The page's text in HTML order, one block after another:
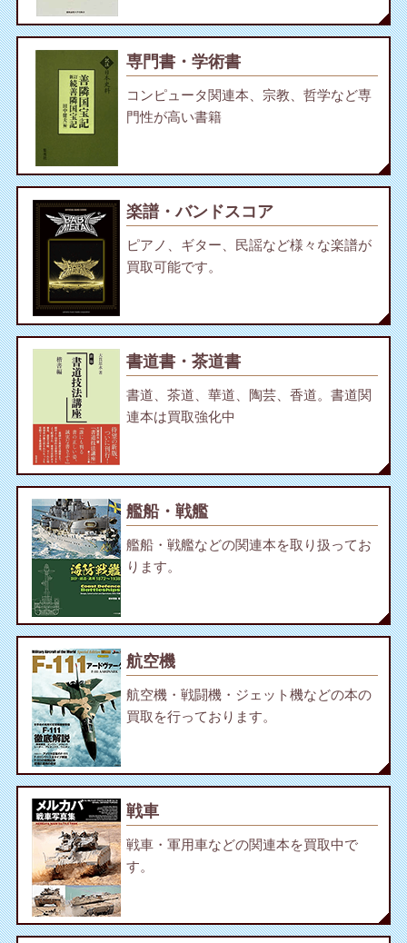
専門書・学術書
コンピュータ関連本、宗教、哲学など専
門性が高い書籍
楽譜・バンドスコア
ピアノ、ギター、民謡など様々な楽譜が
買取可能です。
書道書・茶道書
書道、茶道、華道、陶芸、香道。書道関
連本は買取強化中
艦船・戦艦
艦船・戦艦などの関連本を取り扱ってお
ります。
航空機
航空機・戦闘機・ジェット機などの本の
買取を行っております。
戦車
戦車・軍用車などの関連本を買取中で
す。